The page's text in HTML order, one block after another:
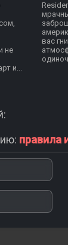
не
и...
вас
правила